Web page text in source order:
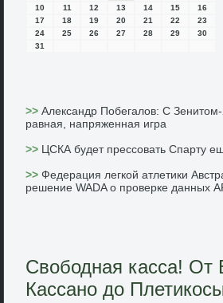
10
11 12 13 14 15
16
17
18 19 20 21 22
23
24
25 26 27 28 29
30
31
>>Александр Побегалов: С
равная, напряженная игра
>> ЦСКА будет прессовать Спарту
>>Федерация легкой атлетики
решение WADA о проверке данных
Свободная касса! От
Кассано до